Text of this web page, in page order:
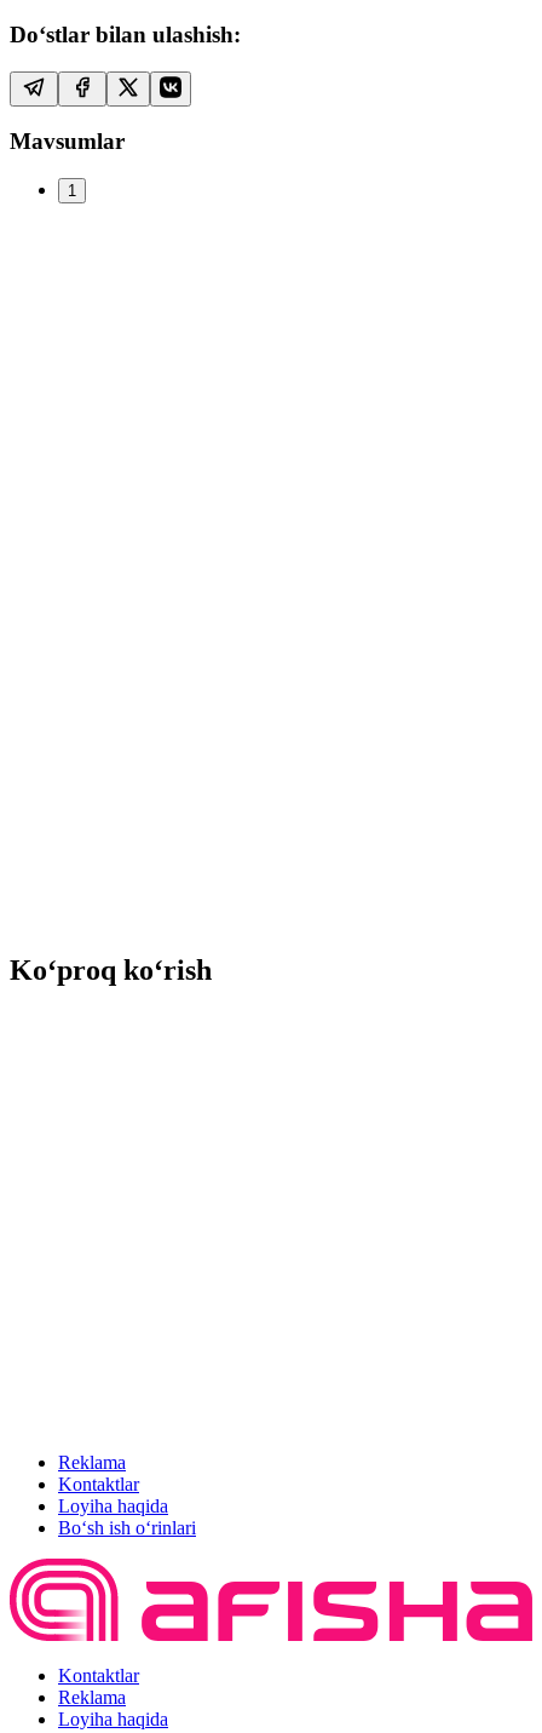
Do‘stlar bilan ulashish:
Mavsumlar
1
Ko‘proq ko‘rish
Reklama
Kontaktlar
Loyiha haqida
Bo‘sh ish o‘rinlari
Kontaktlar
Reklama
Loyiha haqida